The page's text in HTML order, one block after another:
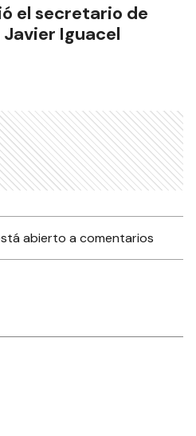
el secretario de
Javier Iguacel
abierto a comentarios